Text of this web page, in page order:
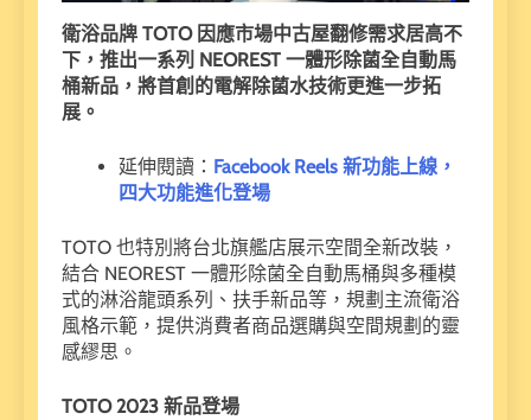
衛浴品牌 TOTO 因應市場中古屋翻修需求居高不
下，推出一系列 NEOREST 一體形除菌全自動馬
桶新品，將首創的電解除菌水技術更進一步拓
展。
延伸閱讀： Facebook Reels 新功能上線，
四大功能進化登場
TOTO 也特別將台北旗艦店展示空間全新改裝，
結合 NEOREST 一體形除菌全自動馬桶與多種模
式的淋浴龍頭系列、扶手新品等，規劃主流衛浴
風格示範，提供消費者商品選購與空間規劃的靈
感繆思。
TOTO 2023 新品登場